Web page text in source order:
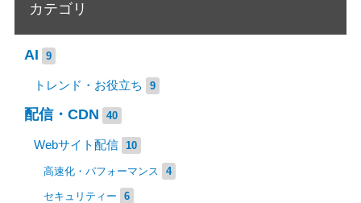
カテゴリ
AI 9
トレンド・お役立ち 9
配信・CDN 40
Webサイト配信 10
高速化・パフォーマンス 4
セキュリティー 6